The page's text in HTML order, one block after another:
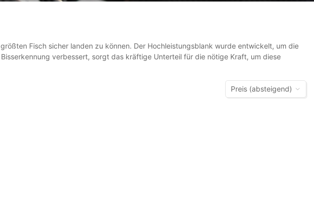
Fisch sicher landen zu können. Der Hochleistungsblank wurde entwickelt, um die
verbessert, sorgt das kräftige Unterteil für die nötige Kraft, um diese
Preis (absteigend)